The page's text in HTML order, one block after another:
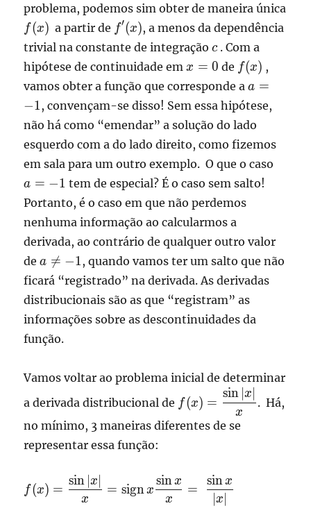
problema, podemos sim obter de maneira única
f(x)
f(x) a partir de f'(x)
f′(x), a menos da dependência
trivial na constante de integraçãoc
c . Com a
hipótese de continuidade emx=0
x = 0 de f(x)
f(x) ,
vamos obter a função que corresponde aa=-1
a =
−1 , convençam-se disso! Sem essa hipótese,
não há como “emendar” a solução do lado
esquerdo com a do lado direito, como fizemos
em sala para um outro exemplo. O que o caso
a = −1 tem de especial? É o caso sem salto!
Portanto, é o caso em que não perdemos
nenhuma informação ao calcularmos a
derivada, ao contrário de qualquer outro valor
dea\ne
-1
a 
= −1 , quando vamos ter um salto que não
ficará “registrado” na derivada. As derivadas
distribucionais são as que “registram” as
informações sobre as descontinuidades da
função.
Vamos voltar ao problema inicial de determinar
a derivada distribucional de \displaystyle
f(x)
=\frac{\sin
f(x) =
x
sin ∣x
. Há,
no mínimo, 3 maneiras diferentes de se
representar essa função:
\displaystyle
f(x)
f(x) =
x
sin ∣x∣
= signx
x
sinx
=
∣x
sinx